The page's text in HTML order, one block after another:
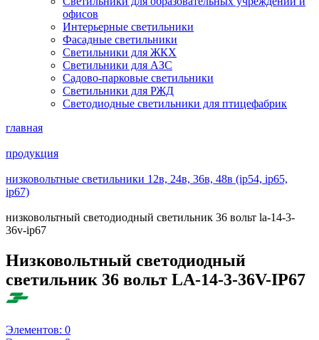
офисов
Интерьерные светильники
Фасадные светильники
Светильники для ЖКХ
Светильники для АЗС
Садово-парковые светильники
Светильники для РЖД
Светодиодные светильники для птицефабрик
главная
продукция
низковольтные светильники 12в, 24в, 36в, 48в (ip54, ip65,
ip67)
низковольтный светодиодный светильник 36 вольт la-14-3-
36v-ip67
Низковольтный светодиодный
светильник 36 вольт LA-14-3-36V-IP67
Элементов: 0